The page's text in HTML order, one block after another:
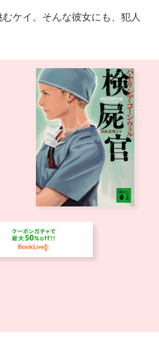
ケイ。そんな彼女にも、犯人